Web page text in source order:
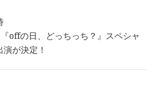
offの日、どっちっち？』スペシャ
が決定！